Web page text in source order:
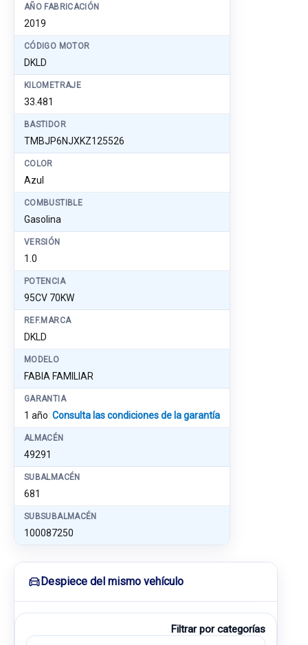
AÑO FABRICACIÓN
2019
CÓDIGO MOTOR
DKLD
KILOMETRAJE
33.481
BASTIDOR
TMBJP6NJXKZ125526
COLOR
Azul
COMBUSTIBLE
Gasolina
VERSIÓN
1.0
POTENCIA
95CV 70KW
REF.MARCA
DKLD
MODELO
FABIA FAMILIAR
GARANTIA
1 año Consulta las condiciones de la garantía
ALMACÉN
49291
SUBALMACÉN
681
SUBSUBALMACÉN
100087250
Despiece del mismo vehículo
Filtrar por categorías